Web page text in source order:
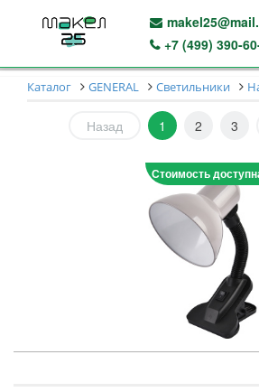
+7 (499) 390-
Каталог GENERAL Светильники
Назад 1 2 3
Стоимость